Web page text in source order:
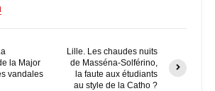
la Major
vandales
Lille. Les chaudes nuits
de Masséna-Solférino,
la faute aux étudiants
au style de la Catho ?